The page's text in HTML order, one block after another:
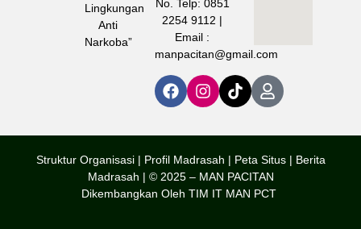
Lingkungan
Anti
Narkoba”
No. Telp: 0851
2254 9112 |
Email :
manpacitan@gmail.com
Struktur Organisasi | Profil Madrasah | Peta Situs | Berita
Madrasah | © 2025 – MAN PACITAN
Dikembangkan Oleh TIM IT MAN PCT